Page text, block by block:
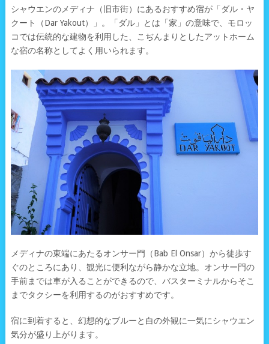
シャウエンのメディナ（旧市街）にあるおすすめ宿が「ダル・ヤ
クート（Dar Yakout）」。「ダル」とは「家」の意味で、モロッ
コでは伝統的な建物を利用した、こぢんまりとしたアットホーム
な宿の名称としてよく用いられます。
メディナの東端にあたるオンサー門（Bab El Onsar）から徒歩す
ぐのところにあり、観光に便利ながら静かな立地。オンサー門の
手前までは車が入ることができるので、バスターミナルからそこ
までタクシーを利用するのがおすすめです。
宿に到着すると、幻想的なブルーと白の外観に一気にシャウエン
気分が盛り上がります。